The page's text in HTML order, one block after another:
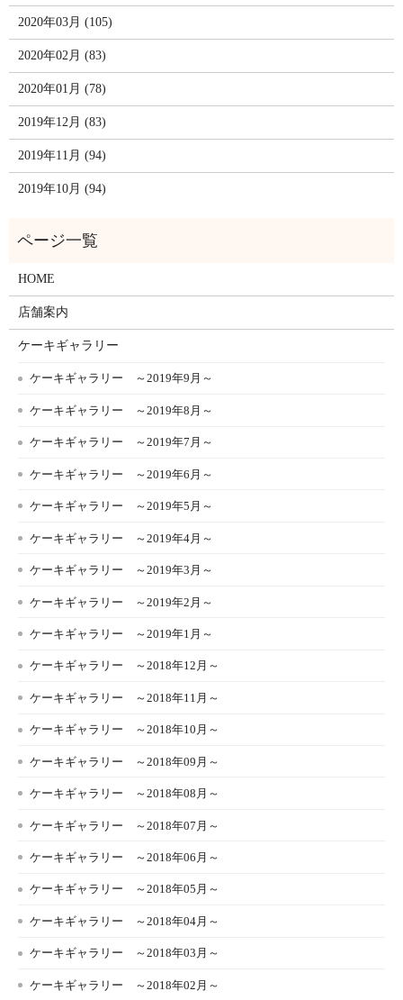
2020年03月 (105)
2020年02月 (83)
2020年01月 (78)
2019年12月 (83)
2019年11月 (94)
2019年10月 (94)
HOME
店舗案内
ケーキギャラリー
ケーキギャラリー ～2019年9月～
ケーキギャラリー ～2019年8月～
ケーキギャラリー ～2019年7月～
ケーキギャラリー ～2019年6月～
ケーキギャラリー ～2019年5月～
ケーキギャラリー ～2019年4月～
ケーキギャラリー ～2019年3月～
ケーキギャラリー ～2019年2月～
ケーキギャラリー ～2019年1月～
ケーキギャラリー ～2018年12月～
ケーキギャラリー ～2018年11月～
ケーキギャラリー ～2018年10月～
ケーキギャラリー ～2018年09月～
ケーキギャラリー ～2018年08月～
ケーキギャラリー ～2018年07月～
ケーキギャラリー ～2018年06月～
ケーキギャラリー ～2018年05月～
ケーキギャラリー ～2018年04月～
ケーキギャラリー ～2018年03月～
ケーキギャラリー ～2018年02月～